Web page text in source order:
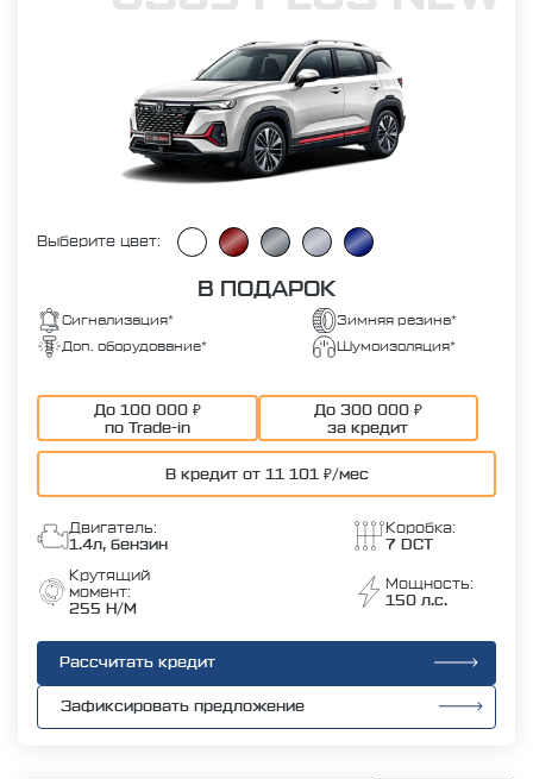
Выберите цвет:
В ПОДАРОК
Сигнализация*
Зимняя резина*
Доп. оборудование*
Шумоизоляция*
До 100 000 ₽
по Trade-in
До 300 000 ₽
за кредит
В кредит от 11 101 ₽/мес
Двигатель:
1.4л, бензин
Коробка:
7 DCT
Крутящий
момент:
255 Н/М
Мощность:
150 л.с.
Рассчитать кредит
Зафиксировать предложение